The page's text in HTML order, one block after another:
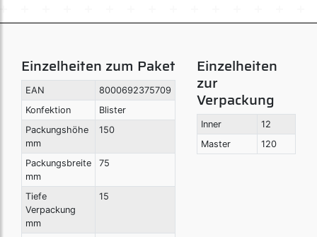
Einzelheiten zum Paket
EAN
8000692375709
Konfektion
Blister
Packungshöhe
mm
150
Packungsbreite
mm
75
Tiefe
Verpackung
mm
15
Einzelheiten
zur
Verpackung
Inner
12
Master
120